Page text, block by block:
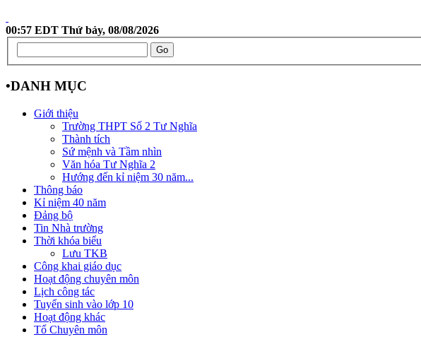
00:57 EDT Thứ bảy, 08/08/2026
•DANH MỤC
Giới thiệu
Trường THPT Số 2 Tư Nghĩa
Thành tích
Sứ mệnh và Tầm nhìn
Văn hóa Tư Nghĩa 2
Hướng đến kỉ niệm 30 năm...
Thông báo
Kỉ niệm 40 năm
Đảng bộ
Tin Nhà trường
Thời khóa biểu
Lưu TKB
Công khai giáo dục
Hoạt động chuyên môn
Lịch công tác
Tuyển sinh vào lớp 10
Hoạt động khác
Tổ Chuyên môn